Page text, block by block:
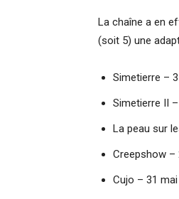
La chaîne a en
(soit 5) une
Simetierre –
Simetierre II
La peau sur
Creepshow –
Cujo – 31